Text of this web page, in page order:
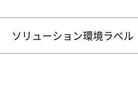
ソリューション環境ラベル